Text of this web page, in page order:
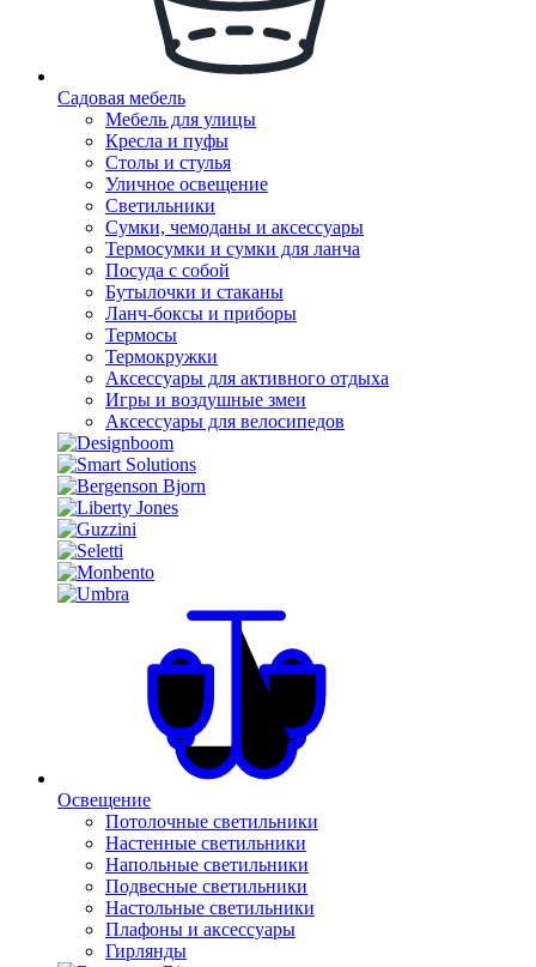
Садовая мебель
Мебель для улицы
Кресла и пуфы
Столы и стулья
Уличное освещение
Светильники
Сумки, чемоданы и аксессуары
Термосумки и сумки для ланча
Посуда с собой
Бутылочки и стаканы
Ланч-боксы и приборы
Термосы
Термокружки
Аксессуары для активного отдыха
Игры и воздушные змеи
Аксессуары для велосипедов
Освещение
Потолочные светильники
Настенные светильники
Напольные светильники
Подвесные светильники
Настольные светильники
Плафоны и аксессуары
Гирлянды